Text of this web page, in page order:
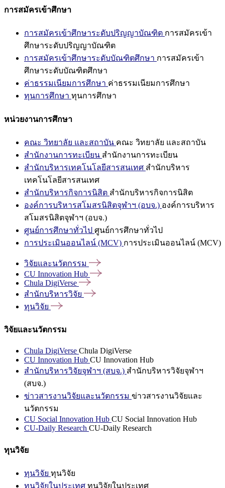
การสมัครเข้าศึกษา
การสมัครเข้าศึกษาระดับปริญญาบัณฑิต การสมัครเข้า
ศึกษาระดับปริญญาบัณฑิต
การสมัครเข้าศึกษาระดับบัณฑิตศึกษา การสมัครเข้า
ศึกษาระดับบัณฑิตศึกษา
ค่าธรรมเนียมการศึกษา ค่าธรรมเนียมการศึกษา
ทุนการศึกษา ทุนการศึกษา
หน่วยงานการศึกษา
คณะ วิทยาลัย และสถาบัน คณะ วิทยาลัย และสถาบัน
สำนักงานการทะเบียน สำนักงานการทะเบียน
สำนักบริหารเทคโนโลยีสารสนเทศ สำนักบริหาร
เทคโนโลยีสารสนเทศ
สำนักบริหารกิจการนิสิต สำนักบริหารกิจการนิสิต
องค์การบริหารสโมสรนิสิตจุฬาฯ (อบจ.) องค์การบริหาร
สโมสรนิสิตจุฬาฯ (อบจ.)
ศูนย์การศึกษาทั่วไป ศูนย์การศึกษาทั่วไป
การประเมินออนไลน์ (MCV) การประเมินออนไลน์ (MCV)
วิจัยและนวัตกรรม
CU Innovation Hub
Chula DigiVerse
สำนักบริหารวิจัย
ทุนวิจัย
วิจัยและนวัตกรรม
Chula DigiVerse Chula DigiVerse
CU Innovation Hub CU Innovation Hub
สำนักบริหารวิจัยจุฬาฯ (สบจ.) สำนักบริหารวิจัยจุฬาฯ
(สบจ.)
ข่าวสารงานวิจัยและนวัตกรรม ข่าวสารงานวิจัยและ
นวัตกรรม
CU Social Innovation Hub CU Social Innovation Hub
CU-Daily Research CU-Daily Research
ทุนวิจัย
ทุนวิจัย ทุนวิจัย
ทุนวิจัยในประเทศ ทุนวิจัยในประเทศ